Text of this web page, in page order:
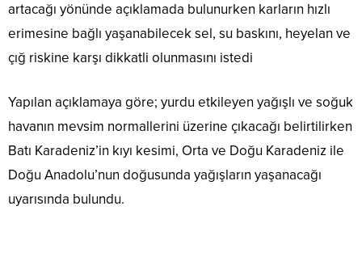
artacağı yönünde açıklamada bulunurken karların hızlı
erimesine bağlı yaşanabilecek sel, su baskını, heyelan ve
çığ riskine karşı dikkatli olunmasını istedi
Yapılan açıklamaya göre; yurdu etkileyen yağışlı ve soğuk
havanın mevsim normallerini üzerine çıkacağı belirtilirken
Batı Karadeniz’in kıyı kesimi, Orta ve Doğu Karadeniz ile
Doğu Anadolu’nun doğusunda yağışların yaşanacağı
uyarısında bulundu.